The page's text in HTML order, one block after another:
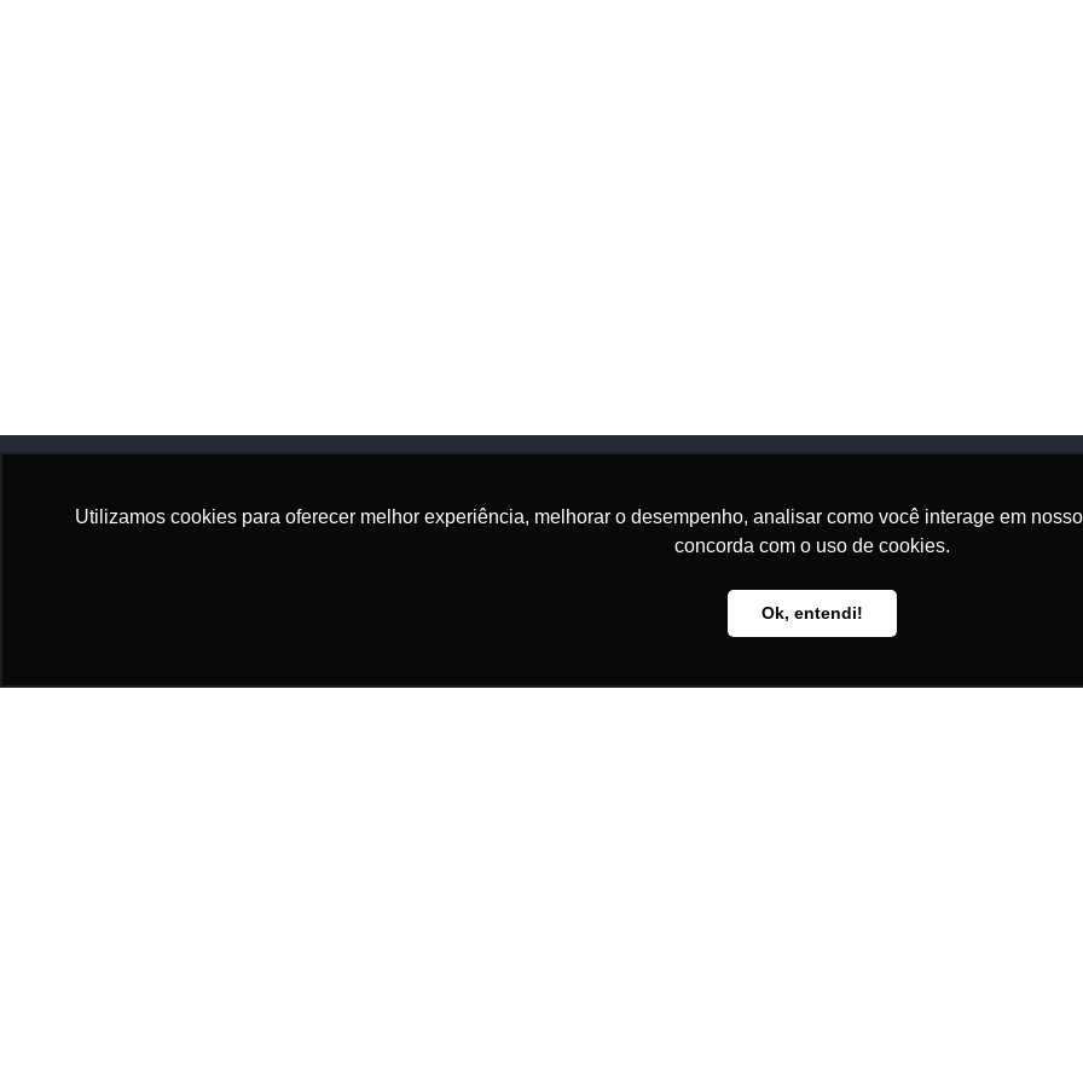
Utilizamos cookies para oferecer melhor experiência, melhorar o desempenho, analisar como você interage em
concorda com o uso de cookies.
Ok, entendi!
Editora Adhonep Eventos
Onde Estamos
Rod. Amaral Peixoto, Km 6,5
São Gonçalo – RJ – Brasil